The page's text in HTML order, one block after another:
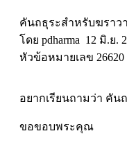
คันถธุระสำหรับฆราว
โดย pdharma 12 มิ.ย.
หัวข้อหมายเลข 26620
อยากเรียนถามว่า คัน
ขอขอบพระคุณ